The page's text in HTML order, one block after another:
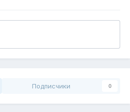
Подписчики 0